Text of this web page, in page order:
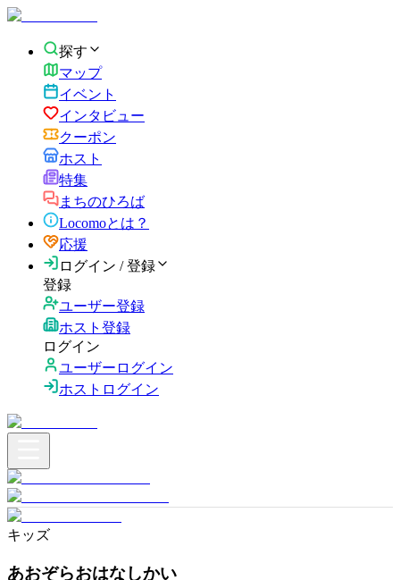
探す
マップ
イベント
インタビュー
クーポン
ホスト
特集
まちのひろば
Locomoとは？
応援
ログイン / 登録
登録
ユーザー登録
ホスト登録
ログイン
ユーザーログイン
ホストログイン
キッズ
あおぞらおはなしかい